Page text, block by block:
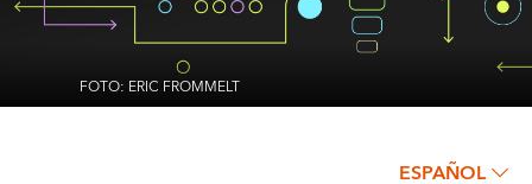
FOTO: ERIC FROMMELT
ESPAÑOL